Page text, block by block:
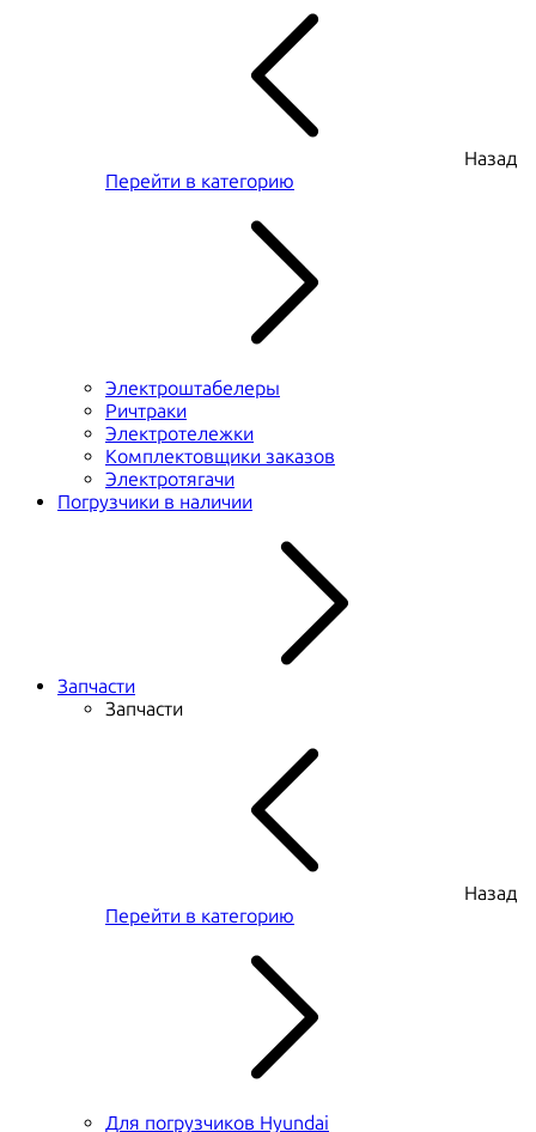
Назад
Перейти в категорию
Электроштабелеры
Ричтраки
Электротележки
Комплектовщики заказов
Электротягачи
Погрузчики в наличии
Запчасти
Запчасти
Назад
Перейти в категорию
Для погрузчиков Hyundai